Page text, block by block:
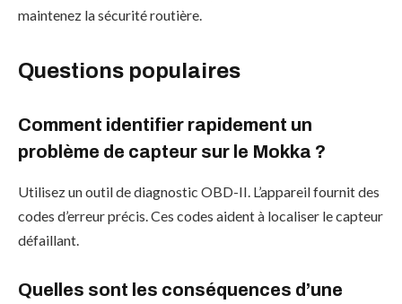
maintenez la sécurité routière.
Questions populaires
Comment identifier rapidement un
problème de capteur sur le Mokka ?
Utilisez un outil de diagnostic OBD-II. L’appareil fournit des
codes d’erreur précis. Ces codes aident à localiser le capteur
défaillant.
Quelles sont les conséquences d’une